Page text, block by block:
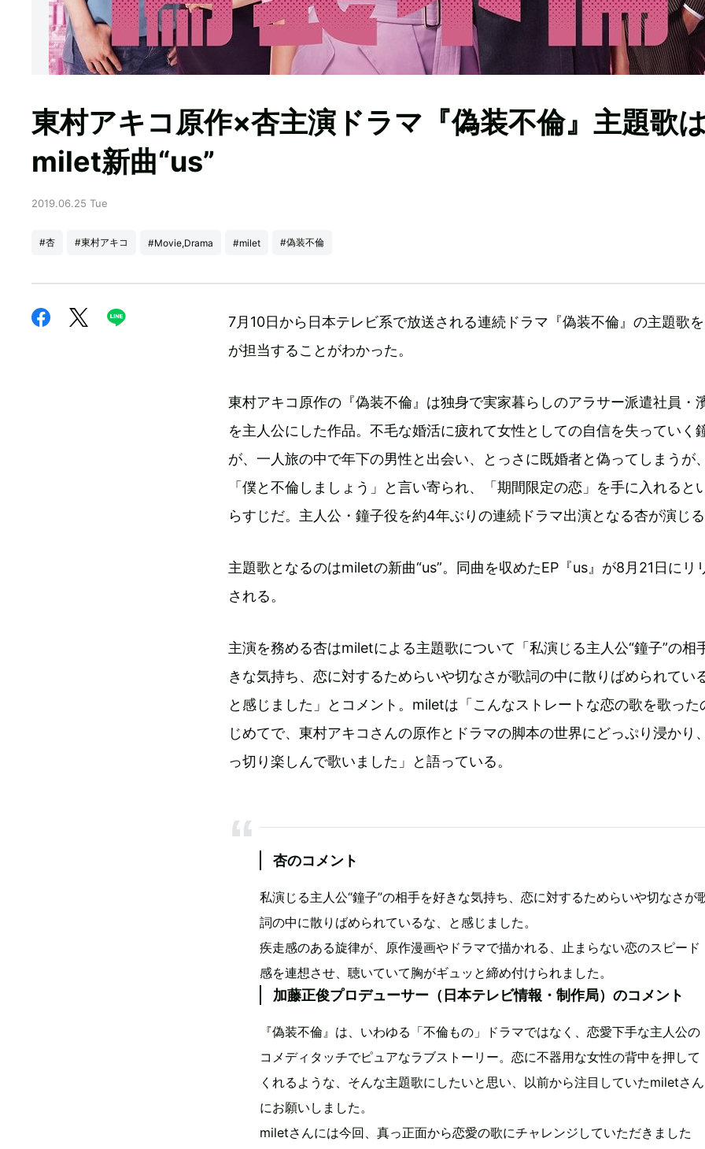
東村アキコ原作×杏主演ドラマ『偽装不倫』主題歌
milet新曲“us”
2019.06.25 Tue
#杏 #東村アキコ #Movie,Drama #milet #偽装不倫
7月10日から日本テレビ系で放送される連続ドラマ『偽装不倫』の主題歌
が担当することがわかった。
東村アキコ原作の『偽装不倫』は独身で実家暮らしのアラサー派遣社員・
を主人公にした作品。不毛な婚活に疲れて女性としての自信を失っていく
が、一人旅の中で年下の男性と出会い、とっさに既婚者と偽ってしまうが
「僕と不倫しましょう」と言い寄られ、「期間限定の恋」を手に入れると
らすじだ。主人公・鐘子役を約4年ぶりの連続ドラマ出演となる杏が演じ
主題歌となるのはmiletの新曲“us”。同曲を収めたEP『us』が8月21日にリ
される。
主演を務める杏はmiletによる主題歌について「私演じる主人公“鐘子”の相
きな気持ち、恋に対するためらいや切なさが歌詞の中に散りばめられてい
と感じました」とコメント。miletは「こんなストレートな恋の歌を歌った
じめてで、東村アキコさんの原作とドラマの脚本の世界にどっぷり浸かり
っ切り楽しんで歌いました」と語っている。
杏のコメント
私演じる主人公“鐘子”の相手を好きな気持ち、恋に対するためらいや切なさが
詞の中に散りばめられているな、と感じました。
疾走感のある旋律が、原作漫画やドラマで描かれる、止まらない恋のスピード
感を連想させ、聴いていて胸がギュッと締め付けられました。
加藤正俊プロデューサー（日本テレビ情報・制作局）のコメント
『偽装不倫』は、いわゆる「不倫もの」ドラマではなく、恋愛下手な主人公の
コメディタッチでピュアなラブストーリー。恋に不器用な女性の背中を押して
くれるような、そんな主題歌にしたいと思い、以前から注目していたmiletさん
にお願いしました。
miletさんには今回、真っ正面から恋愛の歌にチャレンジしていただきました